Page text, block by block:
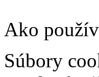
Ako
Súbory